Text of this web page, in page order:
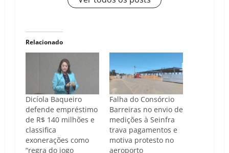
Relacionado
Dicíola Baqueiro
defende empréstimo
de R$ 140 milhões e
classifica
exonerações como
“regra do jogo
Falha do Consórcio
Barreiras no envio de
medições à Seinfra
trava pagamentos e
motiva protesto no
aeroporto